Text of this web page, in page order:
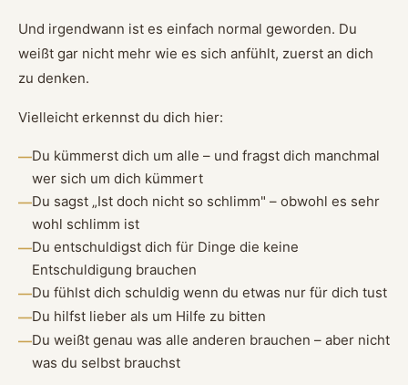
Und irgendwann ist es einfach normal geworden. Du
weißt gar nicht mehr wie es sich anfühlt, zuerst an dich
zu denken.
Vielleicht erkennst du dich hier:
Du kümmerst dich um alle – und fragst dich manchmal
wer sich um dich kümmert
Du sagst „Ist doch nicht so schlimm" – obwohl es sehr
wohl schlimm ist
Du entschuldigst dich für Dinge die keine
Entschuldigung brauchen
Du fühlst dich schuldig wenn du etwas nur für dich tust
Du hilfst lieber als um Hilfe zu bitten
Du weißt genau was alle anderen brauchen – aber nicht
was du selbst brauchst